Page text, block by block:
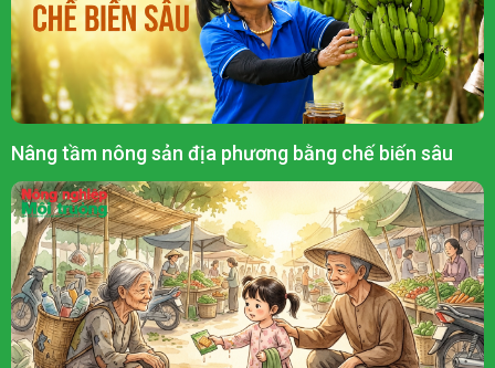
Nâng tầm nông sản địa phương bằng chế biến sâu